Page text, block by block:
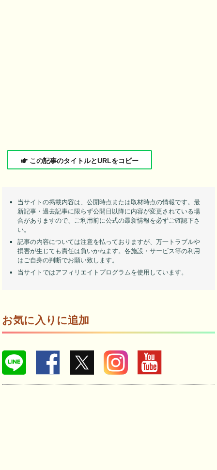
この記事のタイトルとURLをコピー
当サイトの掲載内容は、公開時点または取材時点の情報です。最
新記事・過去記事に限らず公開日以降に内容が変更されている場
合がありますので、ご利用前に公式の最新情報を必ずご確認下さ
い。
記事の内容については注意を払っておりますが、万一トラブルや
損害が生じても責任は負いかねます。各施設・サービス等の利用
はご自身の判断でお願い致します。
当サイトではアフィリエイトプログラムを使用しています。
お気に入りに追加